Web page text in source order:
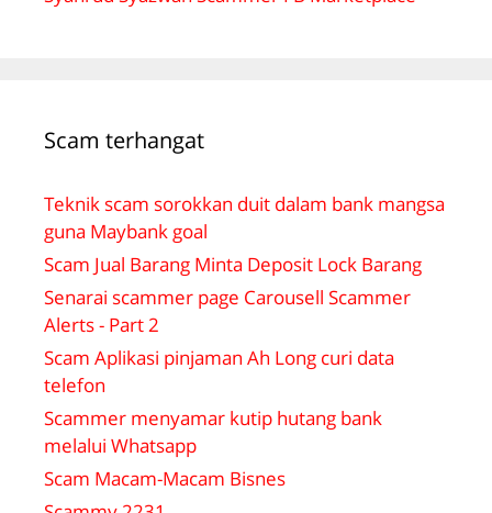
Scam terhangat
Teknik scam sorokkan duit dalam bank mangsa
guna Maybank goal
Scam Jual Barang Minta Deposit Lock Barang
Senarai scammer page Carousell Scammer
Alerts - Part 2
Scam Aplikasi pinjaman Ah Long curi data
telefon
Scammer menyamar kutip hutang bank
melalui Whatsapp
Scam Macam-Macam Bisnes